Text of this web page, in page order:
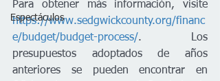
Espectáculos
https://www.sedgwickcounty.org/financ
e/budget/budget-process/. Los
presupuestos adoptados de años
anteriores se pueden encontrar en